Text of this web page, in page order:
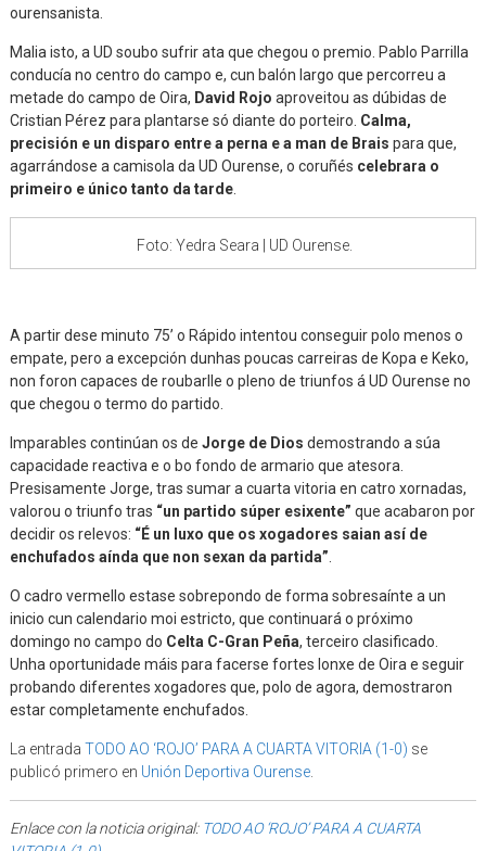
ourensanista.
Malia isto, a UD soubo sufrir ata que chegou o premio. Pablo Parrilla
conducía no centro do campo e, cun balón largo que percorreu a
metade do campo de Oira, David Rojo aproveitou as dúbidas de
Cristian Pérez para plantarse só diante do porteiro. Calma,
precisión e un disparo entre a perna e a man de Brais para que,
agarrándose a camisola da UD Ourense, o coruñés celebrara o
primeiro e único tanto da tarde.
Foto: Yedra Seara | UD Ourense.
A partir dese minuto 75’ o Rápido intentou conseguir polo menos o
empate, pero a excepción dunhas poucas carreiras de Kopa e Keko,
non foron capaces de roubarlle o pleno de triunfos á UD Ourense no
que chegou o termo do partido.
Imparables continúan os de Jorge de Dios demostrando a súa
capacidade reactiva e o bo fondo de armario que atesora.
Presisamente Jorge, tras sumar a cuarta vitoria en catro xornadas,
valorou o triunfo tras “un partido súper esixente” que acabaron por
decidir os relevos: “É un luxo que os xogadores saian así de
enchufados aínda que non sexan da partida”
O cadro vermello estase sobrepondo de forma sobresaínte a un
inicio cun calendario moi estricto, que continuará o próximo
domingo no campo do Celta C-Gran Peña, terceiro clasificado.
Unha oportunidade máis para facerse fortes lonxe de Oira e seguir
probando diferentes xogadores que, polo de agora, demostraron
estar completamente enchufados.
La entrada TODO AO ‘ROJO’ PARA A CUARTA VITORIA (1-0) se
publicó primero en Unión Deportiva Ourense.
Enlace con la noticia original: TODO AO ‘ROJO’ PARA A CUARTA